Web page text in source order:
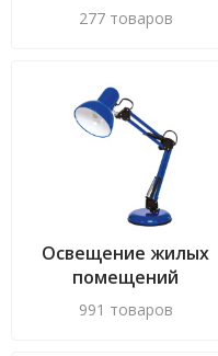
277 товаров
Освещение жилых
помещений
991 товаров